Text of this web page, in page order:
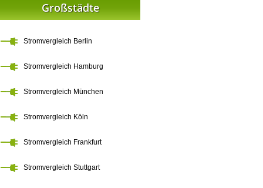
Großstädte
Stromvergleich Berlin
Stromvergleich Hamburg
Stromvergleich München
Stromvergleich Köln
Stromvergleich Frankfurt
Stromvergleich Stuttgart